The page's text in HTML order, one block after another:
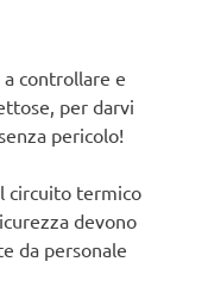
a controllare e
per darvi
pericolo!
circuito termico
devono
da personale